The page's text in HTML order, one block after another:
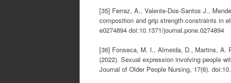
[35] Ferraz, A., Valente-Dos-Santos J.,
composition and grip strength constraints in
e0274894 doi:10.1371/journal.pone.0274894
[36] Fonseca, M. I., Almeida, D., Martins, A.
(2022). Sexual expression involving people
Journal of Older People Nursing, 17(6).